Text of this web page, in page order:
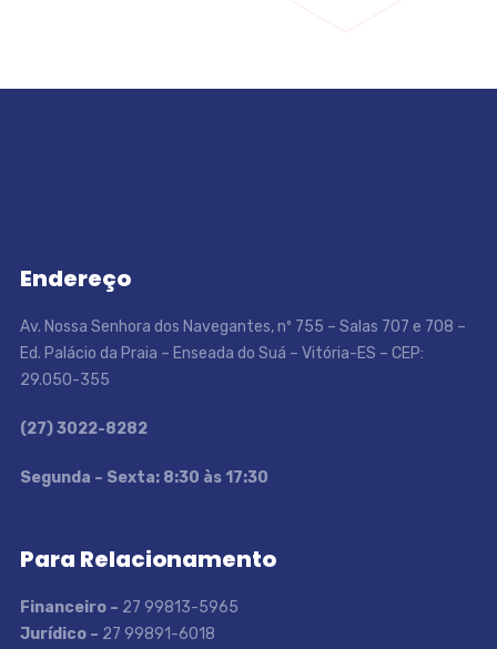
Endereço
Av. Nossa Senhora dos Navegantes, nº 755 – Salas 707 e 708 –
Ed. Palácio da Praia – Enseada do Suá – Vitória-ES – CEP:
29.050-355
(27) 3022-8282
Segunda – Sexta: 8:30 às 17:30
Para Relacionamento
Financeiro – 27 99813-5965
Jurídico – 27 99891-6018